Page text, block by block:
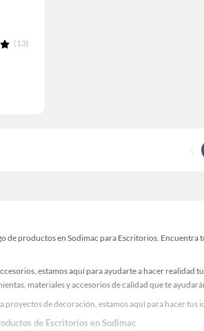
(13)
de productos en Sodimac para Escritorios.
estamos aquí para ayudarte a hacer
materiales y accesorios de calidad que te
proyectos de decoración, estamos aquí para hacer
de Escritorios en Sodimac